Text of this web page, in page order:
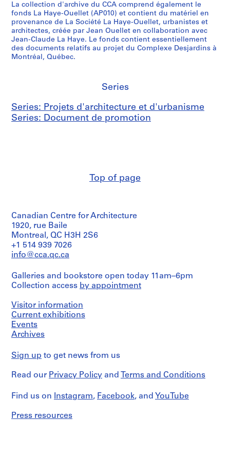
i
t
é
d
e
M
é
a
é
a
l
,
Q
é
b
c
,
4
-
9
8
r
s
i
t
é
d
t
r
t
r
é
a
l
Q
u
b
e
9
9
AP129.S1.D7.P2
d
e
M
o
n
t
,
M
,
Q
u
é
b
c
,
9
9
8
0
-
1
9
8
La collection d'archive du CCA comprend également le
fonds La Haye-Ouellet (AP010) et contient du matériel en
provenance de La Société La Haye-Ouellet, urbanistes et
architectes, créée par Jean Ouellet en collaboration avec
Jean-Claude La Haye. Le fonds contient essentiellement
des documents relatifs au projet du Complexe Desjardins à
Montréal, Québec.
Series
Series: Projets d'architecture et d'urbanisme
Series: Document de promotion
Top of page
Canadian Centre for Architecture
1920, rue Baile
Montreal, QC H3H 2S6
+1 514 939 7026
info@cca.qc.ca
Galleries and bookstore open today 11am–6pm
Collection access by appointment
Visitor information
Current exhibitions
Events
Archives
Sign up to get news from us
Read our Privacy Policy and Terms and Conditions
Find us on Instagram, Facebook, and YouTube
Press resources